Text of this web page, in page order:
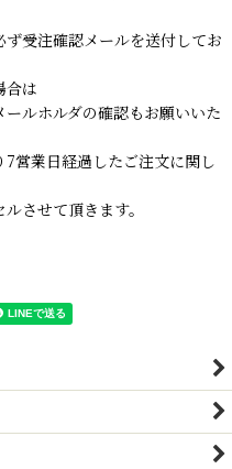
受注確認メールを送付してお
合は
ルホルダの確認もお願いいた
営業日経過したご注文に関し
させて頂きます。